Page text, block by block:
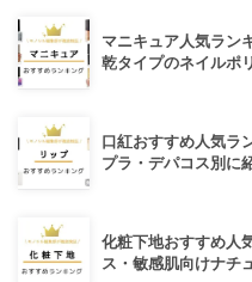
マニキュア人気ラン
乾タイプのネイルポ
口紅おすすめ人気ラ
プラ・デパコス別に
化粧下地おすすめ人
ス・敏感肌向けナチ